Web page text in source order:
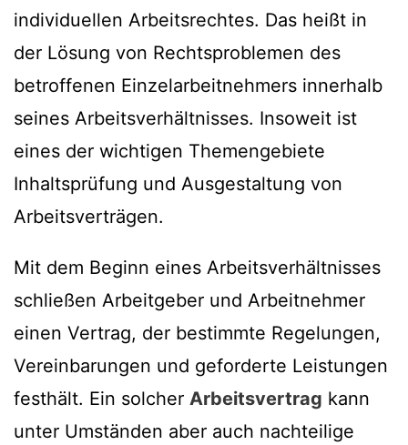
individuellen Arbeitsrechtes. Das heißt in
der Lösung von Rechtsproblemen des
betroffenen Einzelarbeitnehmers innerhalb
seines Arbeitsverhältnisses. Insoweit ist
eines der wichtigen Themengebiete
Inhaltsprüfung und Ausgestaltung von
Arbeitsverträgen.
Mit dem Beginn eines Arbeitsverhältnisses
schließen Arbeitgeber und Arbeitnehmer
einen Vertrag, der bestimmte Regelungen,
Vereinbarungen und geforderte Leistungen
festhält. Ein solcher Arbeitsvertrag kann
unter Umständen aber auch nachteilige